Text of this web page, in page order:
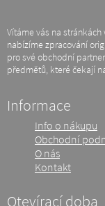
Vítáme vás na
nabízíme zpracování
pro své obchodní
předmětů, které čekají
Informace
Info o nákupu
Obchodní
O nás
Kontakt
Otevírací doba